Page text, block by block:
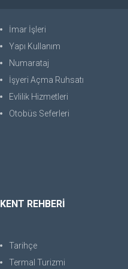
İmar İşleri
Yapı Kullanım
Numarataj
İşyeri Açma Ruhsatı
Evlilik Hizmetleri
Otobüs Seferleri
KENT REHBERİ
Tarihçe
Termal Turizmi